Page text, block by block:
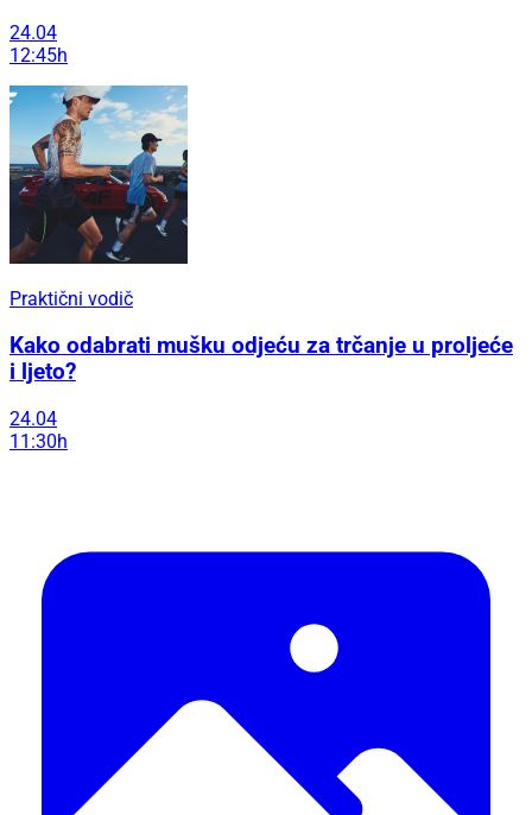
24.04
12:45h
Praktični vodič
Kako odabrati mušku odjeću za trčanje u proljeće
i ljeto?
24.04
11:30h